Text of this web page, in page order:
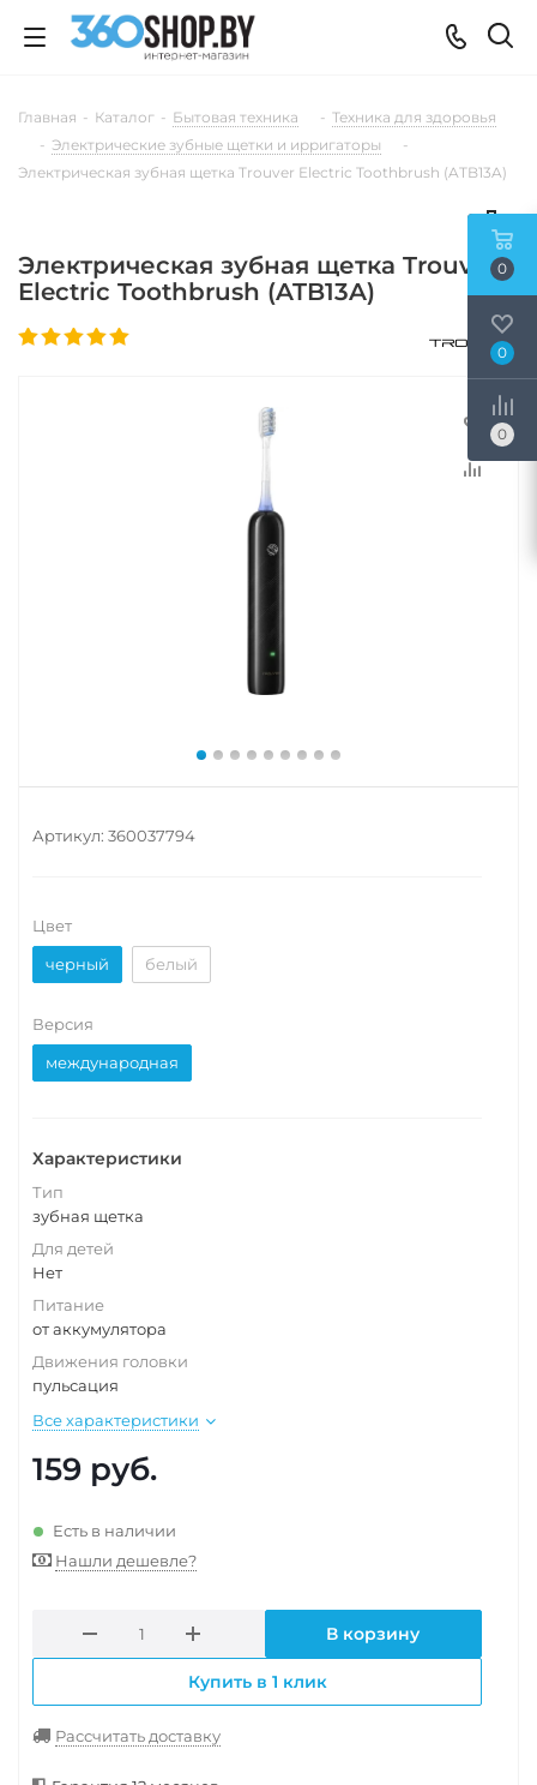
Главная - Каталог - Бытовая техника - Техника для здоровья
- Электрические зубные щетки и ирригаторы
-
Электрическая зубная щетка Trouver Electric Toothbrush (ATB13A)
Электрическая зубная щетка Trouver
Electric Toothbrush (ATB13A)
Артикул: 360037794
Цвет
черный
белый
Версия
международная
Характеристики
Тип
зубная щетка
Для детей
Нет
Питание
от аккумулятора
Движения головки
пульсация
Все характеристики
159 руб.
Есть в наличии
Нашли дешевле?
В корзину
Купить в 1 клик
Рассчитать доставку
0
0
0